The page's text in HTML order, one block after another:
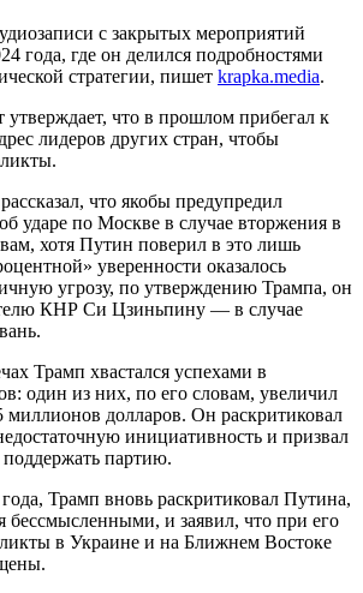
с закрытых мероприятий
года, где он делился подробностями
стратегии, пишет krapka.media.
утверждает, что в прошлом прибегал к
лидеров других стран, чтобы
что якобы предупредил
ударе по Москве в случае вторжения в
хотя Путин поверил в это лишь
уверенности оказалось
угрозу, по утверждению Трампа, он
КНР Си Цзиньпину — в случае
Трамп хвастался успехами в
один из них, по его словам, увеличил
миллионов долларов. Он раскритиковал
инициативность и призвал
поддержать партию.
Трамп вновь раскритиковал Путина,
бессмысленными, и заявил, что при его
в Украине и на Ближнем Востоке